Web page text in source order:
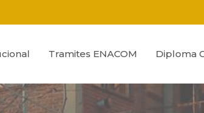
Tramites ENACOM Diploma